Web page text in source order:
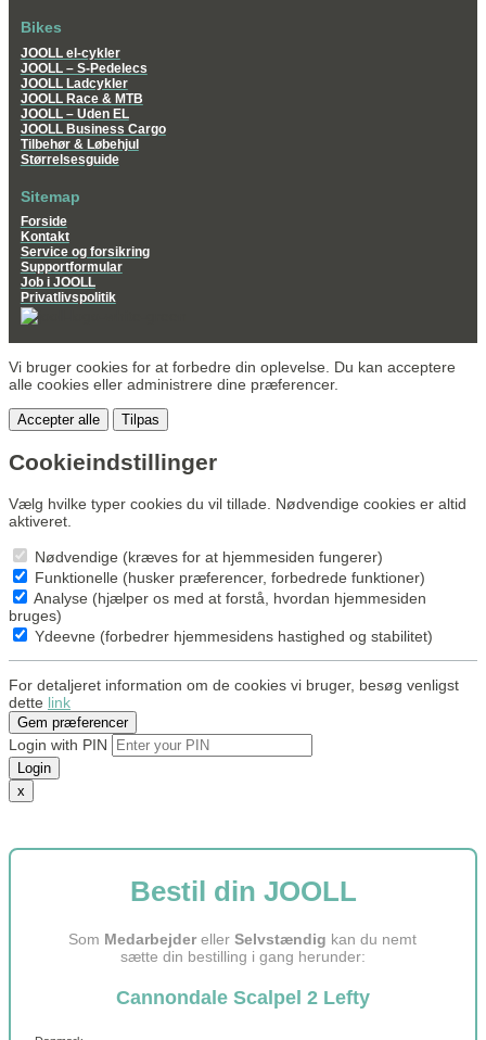
Bikes
JOOLL el-cykler
JOOLL – S-Pedelecs
JOOLL Ladcykler
JOOLL Race & MTB
JOOLL – Uden EL
JOOLL Business Cargo
Tilbehør & Løbehjul
Størrelsesguide
Sitemap
Forside
Kontakt
Service og forsikring
Supportformular
Job i JOOLL
Privatlivspolitik
Vi bruger cookies for at forbedre din oplevelse. Du kan acceptere
alle cookies eller administrere dine præferencer.
Accepter alle Tilpas
Cookieindstillinger
Vælg hvilke typer cookies du vil tillade. Nødvendige cookies er altid
aktiveret.
Nødvendige (kræves for at hjemmesiden fungerer)
Funktionelle (husker præferencer, forbedrede funktioner)
Analyse (hjælper os med at forstå, hvordan hjemmesiden
bruges)
Ydeevne (forbedrer hjemmesidens hastighed og stabilitet)
For detaljeret information om de cookies vi bruger, besøg venligst
dette link
Gem præferencer
Login with PIN
Login
x
Bestil din JOOLL
Som Medarbejder ellerSelvstændig kan du nemt
sætte din bestilling i gang herunder:
Cannondale Scalpel 2 Lefty